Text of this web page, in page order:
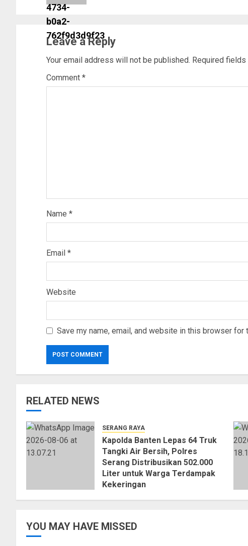
Leave a Reply
Your email address will not be published. Required fields
Comment *
Name *
Email *
Website
Save my name, email, and website in this browser for
RELATED NEWS
SERANG RAYA
Kapolda Banten Lepas 64 Truk
Tangki Air Bersih, Polres
Serang Distribusikan 502.000
Liter untuk Warga Terdampak
Kekeringan
YOU MAY HAVE MISSED